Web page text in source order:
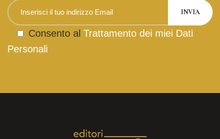
Consento al Trattamento dei miei Dati
Personali